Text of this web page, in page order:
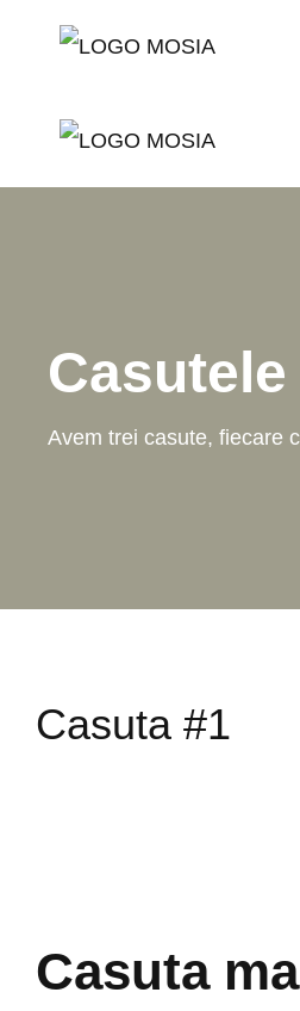
Avem trei casute, fiecare
Casuta
Casuta #1